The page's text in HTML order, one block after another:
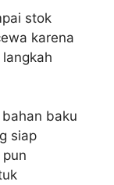
stok
karena
baku
siap